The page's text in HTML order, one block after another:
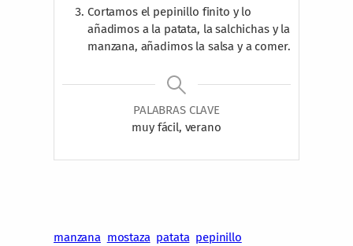
Cortamos el pepinillo finito y lo
añadimos a la patata, la salchichas y la
manzana, añadimos la salsa y a comer.
PALABRAS CLAVE
muy fácil, verano
manzana mostaza patata pepinillo